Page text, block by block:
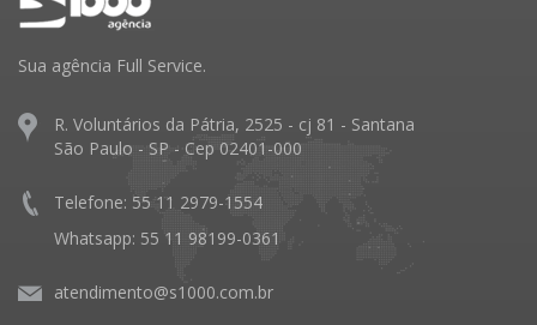
Sua agência Full Service.
R. Voluntários da Pátria, 2525 - cj 81 - Santana
São Paulo - SP - Cep 02401-000
Telefone: 55 11 2979-1554
Whatsapp: 55 11 98199-0361
atendimento@s1000.com.br